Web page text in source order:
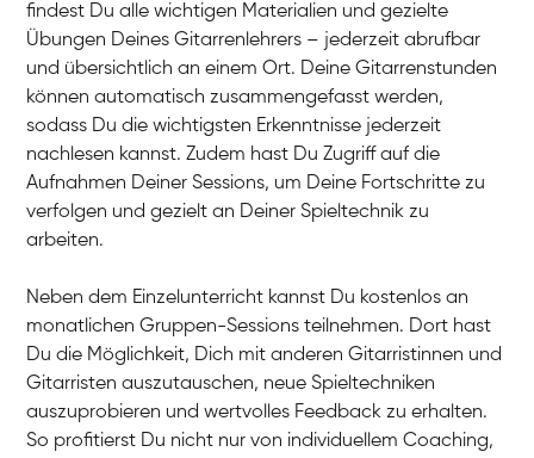
Gitarre
Gitarre
Gitarre
Gitarre
E-Gitarre
findest Du alle wichtigen Materialien und gezielte
Übungen Deines Gitarrenlehrers – jederzeit abrufbar
und übersichtlich an einem Ort. Deine Gitarrenstunden
können automatisch zusammengefasst werden,
sodass Du die wichtigsten Erkenntnisse jederzeit
nachlesen kannst. Zudem hast Du Zugriff auf die
Aufnahmen Deiner Sessions, um Deine Fortschritte zu
verfolgen und gezielt an Deiner Spieltechnik zu
arbeiten.
Neben dem Einzelunterricht kannst Du kostenlos an
monatlichen Gruppen-Sessions teilnehmen. Dort hast
Du die Möglichkeit, Dich mit anderen Gitarristinnen und
Gitarristen auszutauschen, neue Spieltechniken
auszuprobieren und wertvolles Feedback zu erhalten.
So profitierst Du nicht nur von individuellem Coaching,